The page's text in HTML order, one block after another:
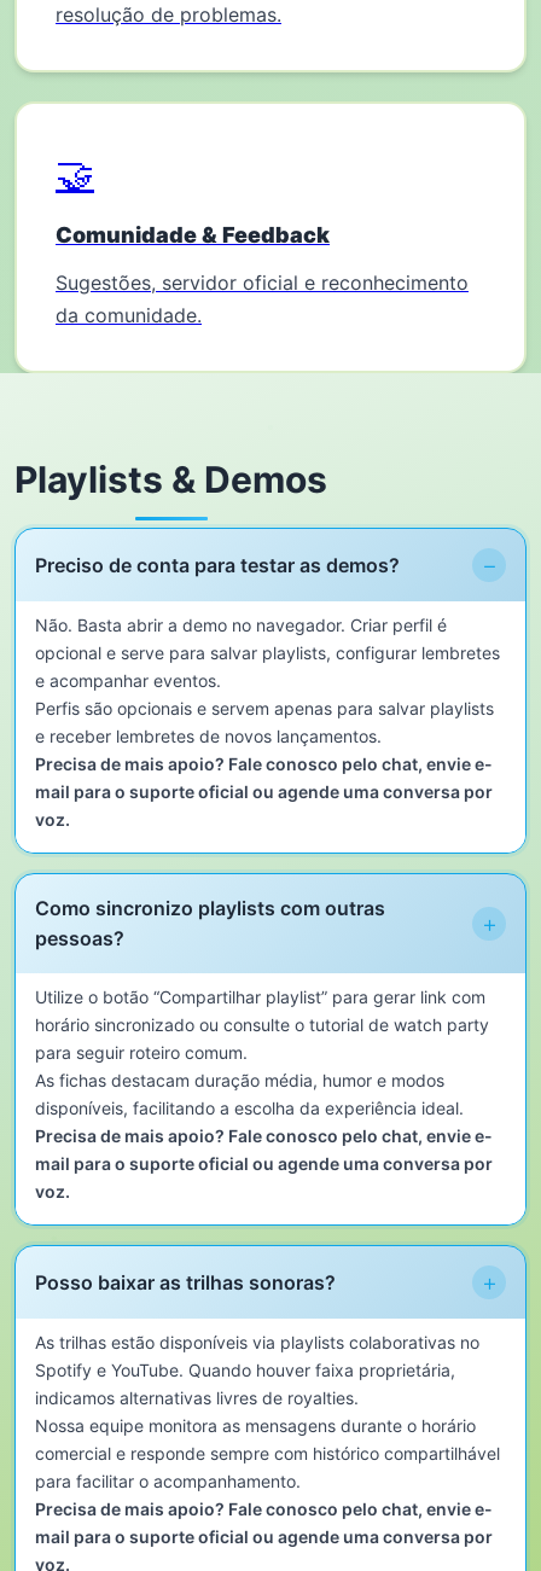
resolução de problemas.
🤝
Comunidade & Feedback
Sugestões, servidor oficial e reconhecimento
da comunidade.
Playlists & Demos
Preciso de conta para testar as demos? −
Não. Basta abrir a demo no navegador. Criar perfil é
opcional e serve para salvar playlists, configurar lembretes
e acompanhar eventos.
Perfis são opcionais e servem apenas para salvar playlists
e receber lembretes de novos lançamentos.
Precisa de mais apoio? Fale conosco pelo chat, envie e-
mail para o suporte oficial ou agende uma conversa por
voz.
Como sincronizo playlists com outras
pessoas?
+
Utilize o botão “Compartilhar playlist” para gerar link com
horário sincronizado ou consulte o tutorial de watch party
para seguir roteiro comum.
As fichas destacam duração média, humor e modos
disponíveis, facilitando a escolha da experiência ideal.
Precisa de mais apoio? Fale conosco pelo chat, envie e-
mail para o suporte oficial ou agende uma conversa por
voz.
Posso baixar as trilhas sonoras? +
As trilhas estão disponíveis via playlists colaborativas no
Spotify e YouTube. Quando houver faixa proprietária,
indicamos alternativas livres de royalties.
Nossa equipe monitora as mensagens durante o horário
comercial e responde sempre com histórico compartilhável
para facilitar o acompanhamento.
Precisa de mais apoio? Fale conosco pelo chat, envie e-
mail para o suporte oficial ou agende uma conversa por
voz.